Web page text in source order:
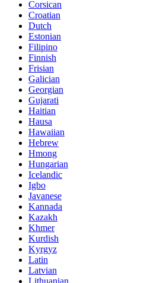
Corsican
Croatian
Dutch
Estonian
Filipino
Finnish
Frisian
Galician
Georgian
Gujarati
Haitian
Hausa
Hawaiian
Hebrew
Hmong
Hungarian
Icelandic
Igbo
Javanese
Kannada
Kazakh
Khmer
Kurdish
Kyrgyz
Latin
Latvian
Lithuanian